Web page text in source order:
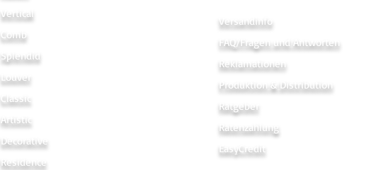
Vertical
Comb
Splendid
Louver
Classic
Artistic
Decorative
Residence
Versandinfo
FAQ/Fragen und Antworten
Reklamationen
Produktion & Distribution
Ratgeber
Ratenzahlung
EasyCredit